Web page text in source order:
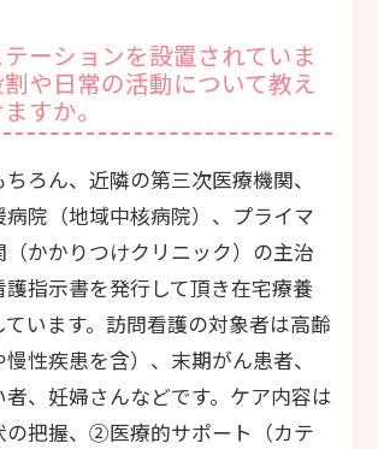
ーションを設置されていま
や日常の活動について教え
すか。
ろん、近隣の第三次医療機関、
院（地域中核病院）、プライマ
（かかりつけクリニック）の主治
指示書を発行して頂き在宅療養
います。訪問看護の対象者は高齢
性疾患を含）、末期がん患者、
、妊婦さんなどです。ケア内容は
把握、②医療的サポート（カテ